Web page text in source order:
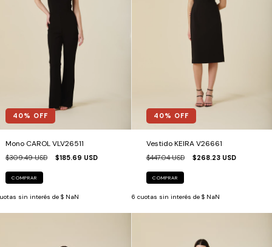
40% OFF
Mono CAROL VLV26511
$309.49 USD $185.69 USD
COMPRAR
sin interés de $ NaN
40% OFF
Vestido KEIRA V26661
$447.04 USD $268.23 USD
COMPRAR
6 cuotas sin interés de $ NaN